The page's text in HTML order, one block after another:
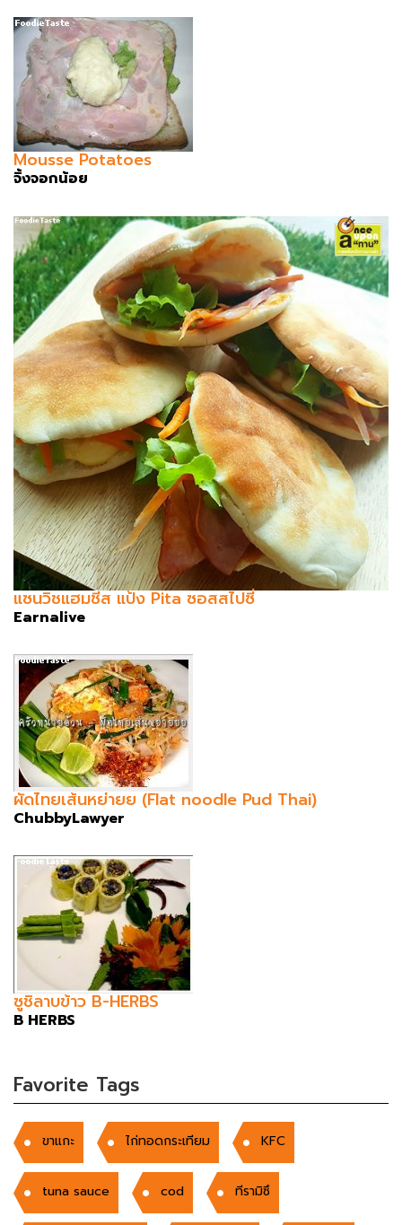
Mousse Potatoes
จิ้งจอกน้อย
แซนวิชแฮมชีส แป้ง Pita ซอสสไปซี่
Earnalive
ผัดไทยเส้นหย่ายย (Flat noodle Pud Thai)
ChubbyLawyer
ซูชิลาบข้าว B-HERBS
B HERBS
Favorite Tags
ขาแกะ ไก่ทอดกระเทียม KFC
tuna sauce cod ทีรามิซึ